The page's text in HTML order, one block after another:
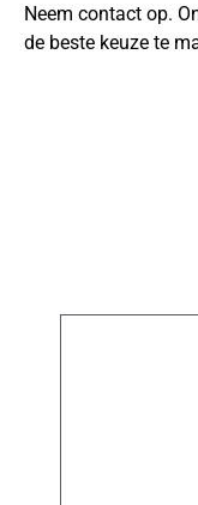
Neem contact op.
de beste keuze te